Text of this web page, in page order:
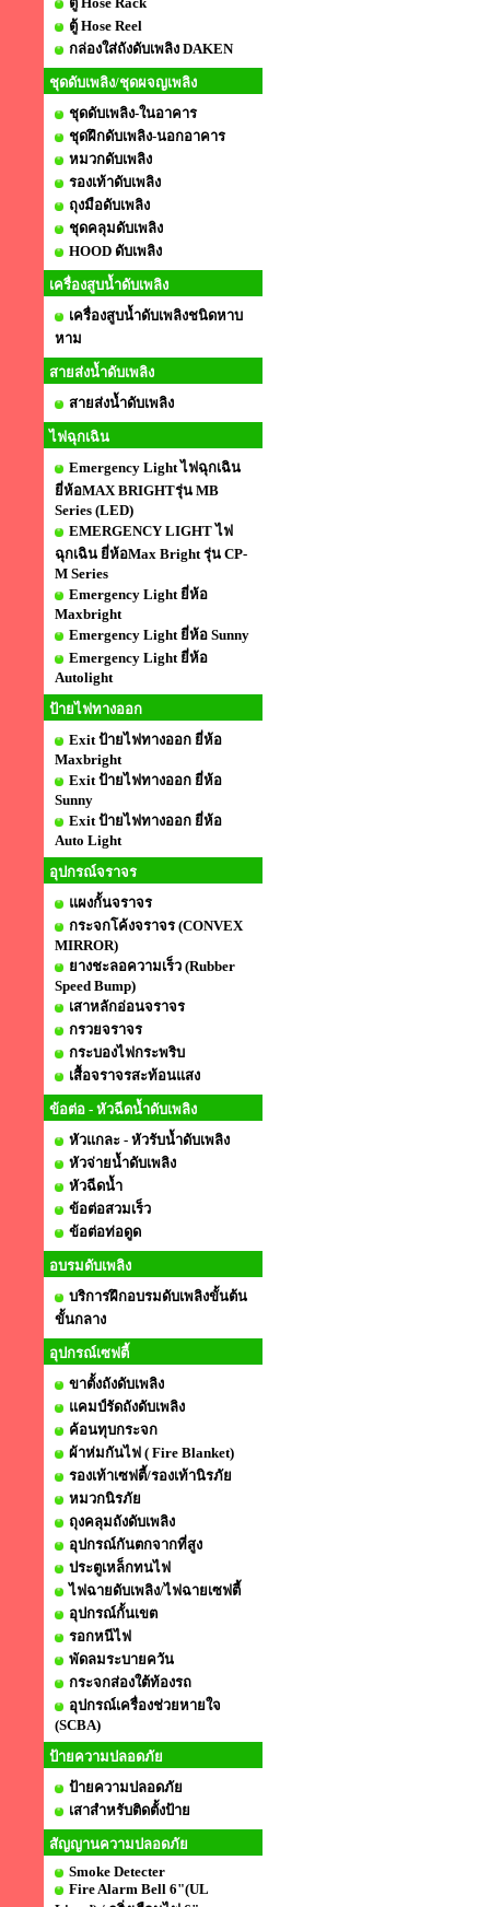
ตู้ Hose Reel
กล่องใส่ถังดับเพลิง DAKEN
ชุดดับเพลิง/ชุดผจญเพลิง
ชุดดับเพลิง-ในอาคาร
ชุดฝึกดับเพลิง-นอกอาคาร
หมวกดับเพลิง
รองเท้าดับเพลิง
ถุงมือดับเพลิง
ชุดคลุมดับเพลิง
HOOD ดับเพลิง
เครื่องสูบน้ำดับเพลิง
เครื่องสูบน้ำดับเพลิงชนิดหาบ
หาม
สายส่งน้ำดับเพลิง
สายส่งน้ำดับเพลิง
ไฟฉุกเฉิน
Emergency Light ไฟฉุกเฉิน
ยี่ห้อMAX BRIGHTรุ่น MB
Series (LED)
EMERGENCY LIGHT ไฟ
ฉุกเฉิน ยี่ห้อMax Bright รุ่น CP-
M Series
Emergency Light ยี่ห้อ
Maxbright
Emergency Light ยี่ห้อ Sunny
Emergency Light ยี่ห้อ
Autolight
ป้ายไฟทางออก
Exit ป้ายไฟทางออก ยี่ห้อ
Maxbright
Exit ป้ายไฟทางออก ยี่ห้อ
Sunny
Exit ป้ายไฟทางออก ยี่ห้อ
Auto Light
อุปกรณ์จราจร
แผงกั้นจราจร
กระจกโค้งจราจร (CONVEX
MIRROR)
ยางชะลอความเร็ว (Rubber
Speed Bump)
เสาหลักอ่อนจราจร
กรวยจราจร
กระบองไฟกระพริบ
เสื้อจราจรสะท้อนแสง
ข้อต่อ - หัวฉีดน้ำดับเพลิง
หัวแกละ - หัวรับน้ำดับเพลิง
หัวจ่ายน้ำดับเพลิง
หัวฉีดน้ำ
ข้อต่อสวมเร็ว
ข้อต่อท่อดูด
อบรมดับเพลิง
บริการฝึกอบรมดับเพลิงขั้นต้น
ขั้นกลาง
อุปกรณ์เซฟตี้
ขาตั้งถังดับเพลิง
แคมป์รัดถังดับเพลิง
ค้อนทุบกระจก
ผ้าห่มกันไฟ ( Fire Blanket)
รองเท้าเซฟตี้/รองเท้านิรภัย
หมวกนิรภัย
ถุงคลุมถังดับเพลิง
อุปกรณ์กันตกจากที่สูง
ประตูเหล็กทนไฟ
ไฟฉายดับเพลิง/ไฟฉายเซฟตี้
อุปกรณ์กั้นเขต
รอกหนีไฟ
พัดลมระบายควัน
กระจกส่องใต้ท้องรถ
อุปกรณ์เครื่องช่วยหายใจ
(SCBA)
ป้ายความปลอดภัย
ป้ายความปลอดภัย
เสาสำหรับติดตั้งป้าย
สัญญานความปลอดภัย
Smoke Detecter
Fire Alarm Bell 6"(UL